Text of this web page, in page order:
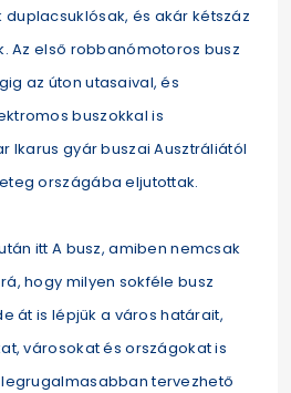
és akár kétszáz
Az első robbanómotoros busz
az úton utasaival, és
buszokkal is
Ikarus gyár buszai Ausztráliától
országába eljutottak.
itt A busz, amiben nemcsak
hogy milyen sokféle busz
át is lép­jük a város határait,
városokat és or­szágokat is
tervezhető